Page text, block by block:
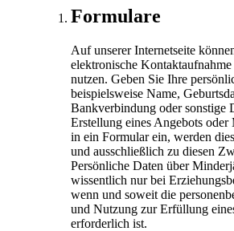
Formulare
Auf unserer Internetseite
elektronische
nutzen. Geben Sie Ihre
beispielsweise Name,
Bankverbindung oder sonstige
Erstellung eines Angebots oder
in ein Formular ein, werden
und ausschließlich zu diesen
Persönliche Daten über
wissentlich nur bei
wenn und soweit die
und Nutzung zur Erfüllung
erforderlich ist.